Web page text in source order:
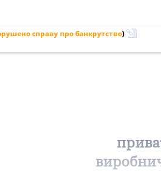
справу про банкрутство)